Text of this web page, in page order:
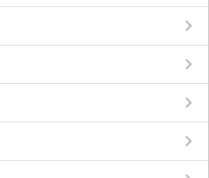
keyboard_arrow_right
keyboard_arrow_right
keyboard_arrow_right
keyboard_arrow_right